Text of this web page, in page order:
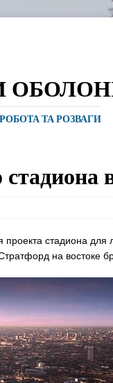
ТА РОЗВАГИ
стадиона
на востоке